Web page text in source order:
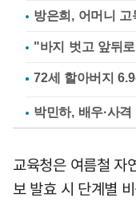
방은희, 어머니
"바지 벗고 앞뒤
박민하, 배우·사
교육청은 여름철 자
보 발효 시 단계별